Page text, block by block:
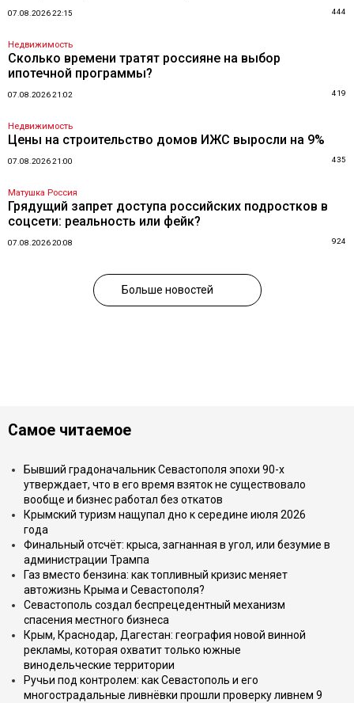
07.08.2026 22:15 444
Недвижимость
Сколько времени тратят россияне на выбор
ипотечной программы?
07.08.2026 21:02 419
Недвижимость
Цены на строительство домов ИЖС выросли на 9%
07.08.2026 21:00 435
Матушка Россия
Грядущий запрет доступа российских подростков в
соцсети: реальность или фейк?
07.08.2026 20:08 924
Больше новостей
Самое читаемое
Бывший градоначальник Севастополя эпохи 90-х
утверждает, что в его время взяток не существовало
вообще и бизнес работал без откатов
Крымский туризм нащупал дно к середине июля 2026
года
Финальный отсчёт: крыса, загнанная в угол, или безумие в
администрации Трампа
Газ вместо бензина: как топливный кризис меняет
автожизнь Крыма и Севастополя?
Севастополь создал беспрецедентный механизм
спасения местного бизнеса
Крым, Краснодар, Дагестан: география новой винной
рекламы, которая охватит только южные
винодельческие территории
Ручьи под контролем: как Севастополь и его
многострадальные ливнёвки прошли проверку ливнем 9